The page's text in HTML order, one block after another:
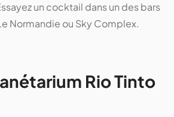
un cocktail dans un des bars
Normandie ou Sky Complex.
Rio Tinto